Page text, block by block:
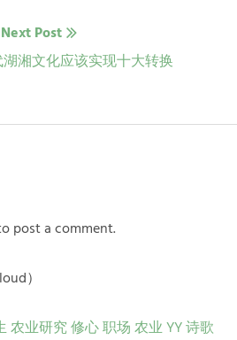
Next Post
湘文化应该实现十大转换
post a comment.
）
农业研究修心职场农业YY诗歌